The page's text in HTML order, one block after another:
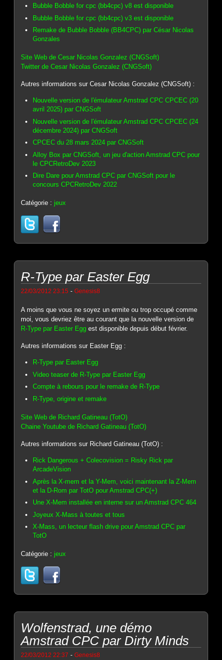
Bubble Bobble for cpc (bb4cpc) v8 est disponible
Bubble Bobble for cpc (bb4cpc) v3 est disponible
Remake de Bubble Bobble (BB4CPC) par César Nicolas
Gonzales
Site Web de Cesar Nicolas Gonzalez (CNGSoft)
Twitter de Cesar Nicolas Gonzalez (CNGSoft)
Autres informations sur Cesar Nicolas Gonzalez (CNGSoft) :
Nouvelle version de l'émulateur Amstrad CPC CPCEC (20
avril 2025) par CNGSoft
Nouvelle version de l'émulateur Amstrad CPC CPCEC (24
décembre 2024) par CNGSoft
CPCEC du 28 mars 2024 par CNGSoft
Alloy Box par CNGSoft, un jeu d'action Amstrad CPC pour
le CPCRetroDev 2023
Dire Dare pour Amstrad CPC par CNGSoft pour le
concours CPCRetroDev 2022
Catégorie :jeux
R-Type par Easter Egg
22/03/2012 23:15 -Genesis8
A moins que vous ne soyez un ermite ou trop occupé comme
moi, vous devriez être au courant que la nouvelle version de
R-Type par Easter Egg est disponible depuis début février.
Autres informations sur Easter Egg :
R-Type par Easter Egg
Video teaser de R-Type par Easter Egg
Compte à rebours pour le remake de R-Type
R-Type, origine et remake
Site Web de Richard Gatineau (TotO)
Chaine Youtube de Richard Gatineau (TotO)
Autres informations sur Richard Gatineau (TotO) :
Rick Dangerous + Colecovision = Risky Rick par
ArcadeVision
Après la X-mem et la Y-Mem, voici maintenant la Z-Mem
et la D-Rom par TotO pour Amstrad CPC(+)
Une X-Mem installée en interne sur un Amstrad CPC 464
Joyeux X-Mass à toutes et tous
X-Mass, un lecteur flash drive pour Amstrad CPC par
TotO
Catégorie :jeux
Wolfenstrad, une démo
Amstrad CPC par Dirty Minds
22/03/2012 22:37 -Genesis8